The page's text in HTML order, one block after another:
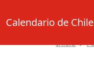
Calendario de Chile
Inicio